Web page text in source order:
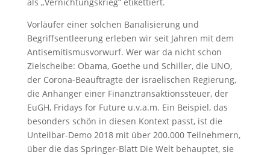
Vorläufer einer solchen Banalisierung und
Begriffsentleerung erleben wir seit Jahren mit dem
Antisemitismusvorwurf. Wer war da nicht schon
Zielscheibe: Obama, Goethe und Schiller, die UNO,
der Corona-Beauftragte der israelischen Regierung,
die Anhänger einer Finanztransaktionssteuer, der
EuGH, Fridays for Future u.v.a.m. Ein Beispiel, das
besonders schön in diesen Kontext passt, ist die
Unteilbar-Demo 2018 mit über 200.000 Teilnehmern,
über die das Springer-Blatt Die Welt behauptet, sie